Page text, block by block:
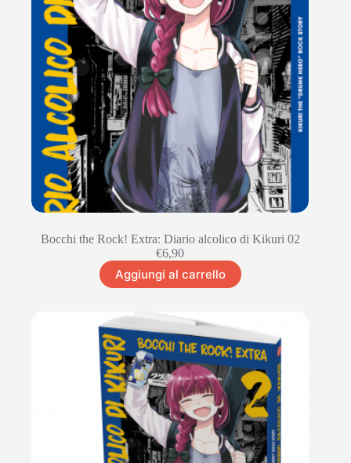
Bocchi the Rock! Extra: Diario alcolico di Kikuri 02
€6,90
Aggiungi al carrello